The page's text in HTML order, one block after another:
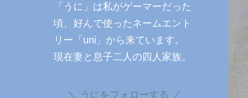
「うに」は私がゲーマーだった
頃、好んで使ったネームエント
リー「uni」から来ています。
現在妻と息子二人の四人家族。
うにをフォローする